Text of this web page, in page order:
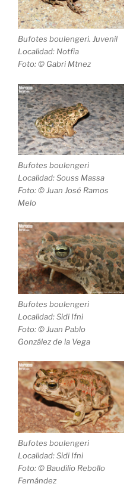
Bufotes boulengeri. Juvenil
Localidad: Notfia
Foto: © Gabri Mtnez
Bufotes boulengeri
Localidad: Souss Massa
Foto: © Juan José Ramos
Melo
Bufotes boulengeri
Localidad: Sidi Ifni
Foto: © Juan Pablo
González de la Vega
Bufotes boulengeri
Localidad: Sidi Ifni
Foto: © Baudilio Rebollo
Fernández